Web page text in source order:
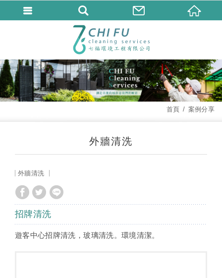
首頁 案例分享
外牆清洗
外牆清洗
招牌清洗
遊客中心招牌清洗，玻璃清洗。環境清潔。